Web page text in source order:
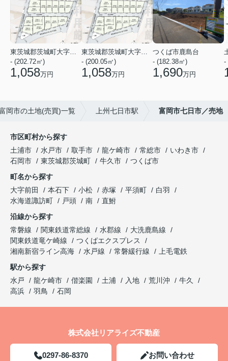
東茨城郡茨城町大字前田
- (202.72㎡)
1,058万円
東茨城郡茨城町大字前田
- (200.05㎡)
1,058万円
つくば市鹿島台
- (182.38㎡)
1,690万円
-
岡市の土地(売買)一覧 上州七日市駅 富岡市七日市／売地
市区町村から探す
土浦市
水戸市 取手市 龍ケ崎市 常総市
いわき市
石岡市
東茨城郡茨城町 牛久市
つくば市
町名から探す
大字前田
本石下 小松 赤塚 平須町
白羽
水海道諏訪町
戸頭 南
直鮒
沿線から探す
常磐線
関東鉄道常総線 水郡線
大洗鹿島線
関東鉄道竜ケ崎線
つくばエクスプレス
湘南新宿ライン高海
水戸線 常磐緩行線
上毛電鉄
駅から探す
水戸
龍ケ崎市 偕楽園 土浦 入地 荒川沖
牛久
高浜
羽鳥 石岡
株式会社リアライズ不動産
0297-86-8370 お問い合わせ